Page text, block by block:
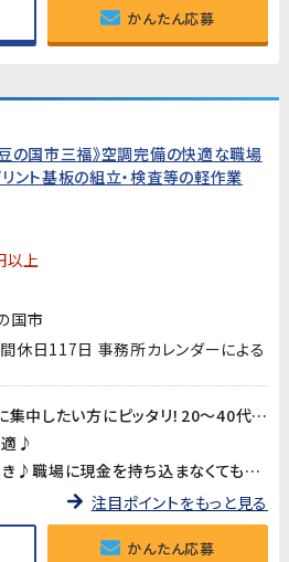
かんたん応募
の国市三福》空調完備の快適な職場
ント基板の組立・検査等の軽作業
以上
国市
休日117日 事務所カレンダーによる
一人でモクモクと作業に集中したい方にピッタリ！20～40代男女多数活躍中!!
♪
食堂利用料は給与天引き♪職場に現金を持ち込まなくても大丈夫♪
注目ポイントをもっと見る
かんたん応募